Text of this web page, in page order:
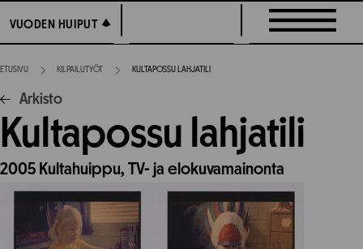
suoraan
sisältöön
VUODEN HUIPUT
VUODEN HUIPUT
ETUSIVU KILPAILUTYÖT KULTAPOSSU LAHJATILI
Arkisto
Kultapossu lahjatili
2005 Kultahuippu, TV- ja elokuvamainonta